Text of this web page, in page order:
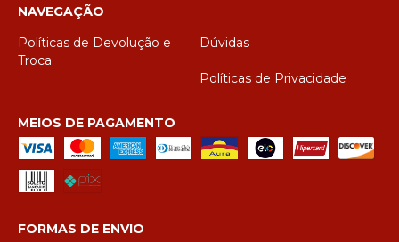
NAVEGAÇÃO
Políticas de Devolução e
Troca
Dúvidas
Políticas de Privacidade
MEIOS DE PAGAMENTO
FORMAS DE ENVIO